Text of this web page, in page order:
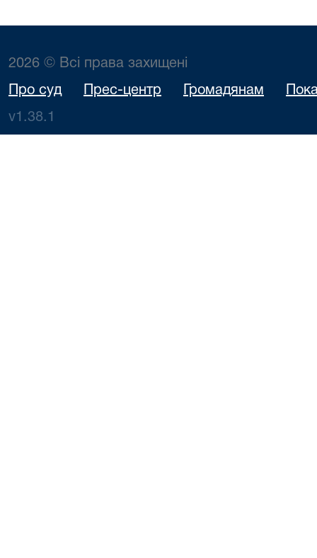
2026 © Всі права захищені
Про суд Прес-центр Громадянам
v1.38.1